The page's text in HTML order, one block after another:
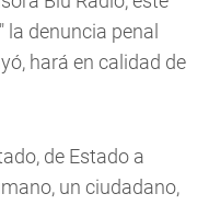
denuncia penal
hará en calidad de
de Estado a
un ciudadano,